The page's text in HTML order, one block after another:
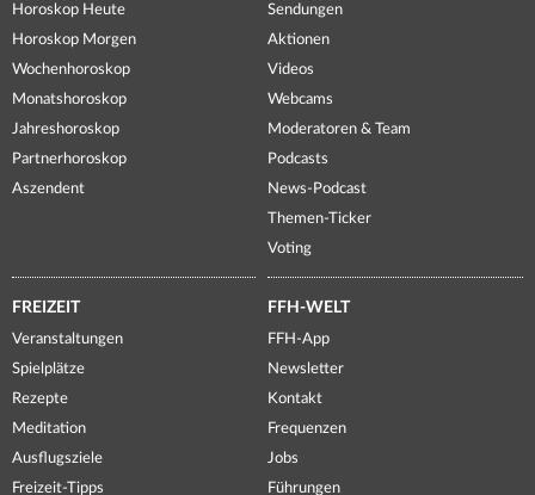
Horoskop Heute
Horoskop Morgen
Wochenhoroskop
Monatshoroskop
Jahreshoroskop
Partnerhoroskop
Aszendent
Sendungen
Aktionen
Videos
Webcams
Moderatoren & Team
Podcasts
News-Podcast
Themen-Ticker
Voting
FREIZEIT
Veranstaltungen
Spielplätze
Rezepte
Meditation
Ausflugsziele
Freizeit-Tipps
FFH-WELT
FFH-App
Newsletter
Kontakt
Frequenzen
Jobs
Führungen